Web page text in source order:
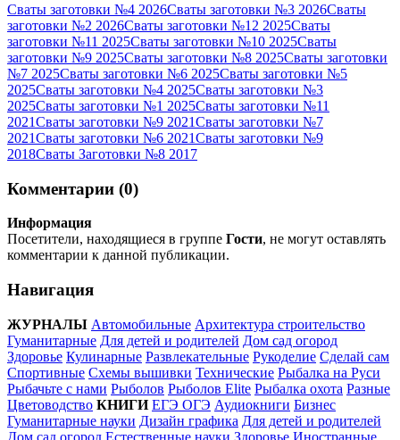
Сваты заготовки №4 2026Сваты заготовки №3 2026Сваты
заготовки №2 2026Сваты заготовки №12 2025Сваты
заготовки №11 2025Сваты заготовки №10 2025Сваты
заготовки №9 2025Сваты заготовки №8 2025Сваты заготовки
№7 2025Сваты заготовки №6 2025Сваты заготовки №5
2025Сваты заготовки №4 2025Сваты заготовки №3
2025Сваты заготовки №1 2025Сваты заготовки №11
2021Сваты заготовки №9 2021Сваты заготовки №7
2021Сваты заготовки №6 2021Сваты заготовки №9
2018Сваты Заготовки №8 2017
Комментарии (0)
Информация
Посетители, находящиеся в группе Гости, не могут оставлять
комментарии к данной публикации.
Навигация
ЖУРНАЛЫ Автомобильные Архитектура строительство
Гуманитарные Для детей и родителей Дом сад огород
Здоровье Кулинарные Развлекательные Рукоделие Сделай сам
Спортивные Схемы вышивки Технические Рыбалка на Руси
Рыбачьте с нами Рыболов Рыболов Elite Рыбалка охота Разные
Цветоводство КНИГИ ЕГЭ ОГЭ Аудиокниги Бизнес
Гуманитарные науки Дизайн графика Для детей и родителей
Дом сад огород Естественные науки Здоровье Иностранные